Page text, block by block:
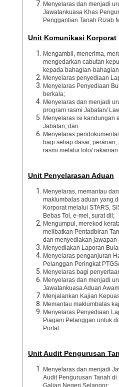
Menyelaras dan menjadi
Jawatankuasa Khas
Penggantian Tanah Rizab
Unit Komunikasi Korporat
Mengambil, menerima,
mengedarkan cabutan
kepada bahagian-
Menyelaras penyediaan
Menyelaras Penyediaan
berkala;
Menyelaras dan menjadi
program rasmi Jabatan/
Menyelaras isi kandungan
Jabatan; dan
Menyelaras
bagi setiap dasar,
rasmi melalui foto/
Unit Penyelarasan Aduan
Menyelaras, memantau
maklumbalas aduan yang
Korporat melalui STARS,
Bebas Tol, e-mel, surat dll;
Mengumpul, merekod
melibatkan Pentadbiran
dan menyediakan jawapan
Menyediakan Laporan
Menyelaras penganjuran
Pelanggan Peringkat
Menyelaras bagi
Menyelaras dan menjadi
Jawatankuasa Aduan
Menjalankan Kajian
Memantau maklumbalas
Menyelaras Penyediaan
Piagam Pelanggan untuk
Portal.
Unit Audit Pengurusan
Menyelaras dan menjadi
Audit Pengurusan Tanah di
Galian Negeri Selangor;